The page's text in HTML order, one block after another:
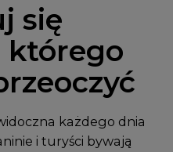
się
którego
każdego dnia
i turyści bywają